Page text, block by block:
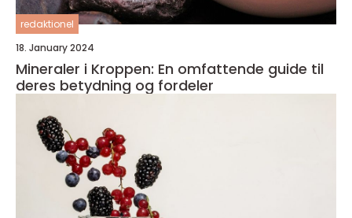
redaktionel
18. January 2024
Mineraler i Kroppen: En omfattende guide til
deres betydning og fordeler